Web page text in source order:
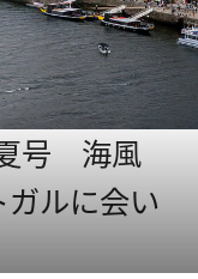
号 海風
ガルに会い